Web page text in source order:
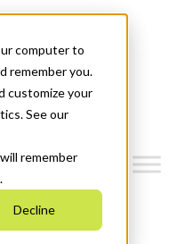
computer to
remember you.
customize your
See our
remember
Decline